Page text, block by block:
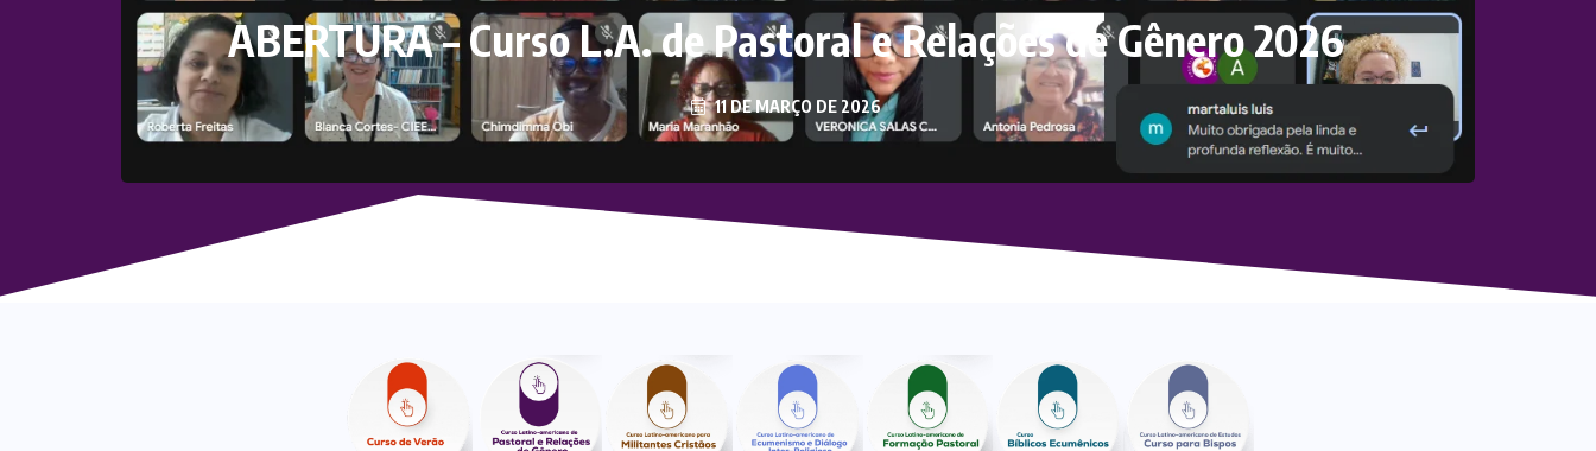
ABERTURA – Curso L.A. de Pastoral e Relações de Gênero 2026
11 DE MARÇO DE 2026